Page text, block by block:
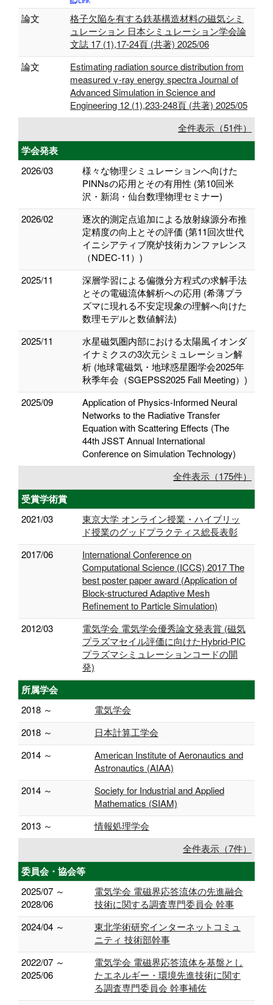
論文
格子欠陥を有する鉄基構造材料の磁気シミ
ュレーション 日本シミュレーション学会論
文誌 17 (1),17-24頁 (共著) 2025/06
論文
Estimating radiation source distribution from
measured γ-ray energy spectra Journal of
Advanced Simulation in Science and
Engineering 12 (1),233-248頁 (共著) 2025/05
全件表示（51件）
学会発表
2026/03
様々な物理シミュレーションへ向けた
PINNsの応用とその有用性 (第10回米
沢・新潟・仙台数理物理セミナー)
2026/02
逐次的測定点追加による放射線源分布推
定精度の向上とその評価 (第11回次世代
イニシアティブ廃炉技術カンファレンス
（NDEC-11）)
2025/11
深層学習による偏微分方程式の求解手法
とその電磁流体解析への応用 (希薄プラ
ズマに現れる不安定現象の理解へ向けた
数理モデルと数値解法)
2025/11
水星磁気圏内部における太陽風イオンダ
イナミクスの3次元シミュレーション解
析 (地球電磁気・地球惑星圏学会2025年
秋季年会（SGEPSS2025 Fall Meeting）)
2025/09
Application of Physics-Informed Neural
Networks to the Radiative Transfer
Equation with Scattering Effects (The
44th JSST Annual International
Conference on Simulation Technology)
全件表示（175件）
受賞学術賞
2021/03
東京大学 オンライン授業・ハイブリッ
ド授業のグッドプラクティス総長表彰
2017/06
International Conference on
Computational Science (ICCS) 2017 The
best poster paper award (Application of
Block-structured Adaptive Mesh
Refinement to Particle Simulation)
2012/03
電気学会 電気学会優秀論文発表賞 (磁気
プラズマセイル評価に向けたHybrid-PIC
プラズマシミュレーションコードの開
発)
所属学会
2018 ～
電気学会
2018 ～
日本計算工学会
2014 ～
American Institute of Aeronautics and
Astronautics (AIAA)
2014 ～
Society for Industrial and Applied
Mathematics (SIAM)
2013 ～
情報処理学会
全件表示（7件）
委員会・協会等
2025/07 ～
2028/06
電気学会 電磁界応答流体の先進融合
技術に関する調査専門委員会 幹事
2024/04 ～
東北学術研究インターネットコミュ
ニティ 技術部幹事
2022/07 ～
2025/06
電気学会 電磁界応答流体を基盤とし
たエネルギー・環境先進技術に関す
る調査専門委員会 幹事補佐